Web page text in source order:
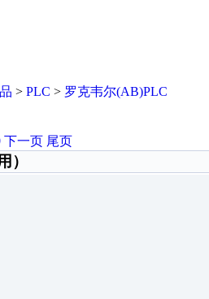
> PLC > 罗克韦尔(AB)PLC
下一页 尾页
）